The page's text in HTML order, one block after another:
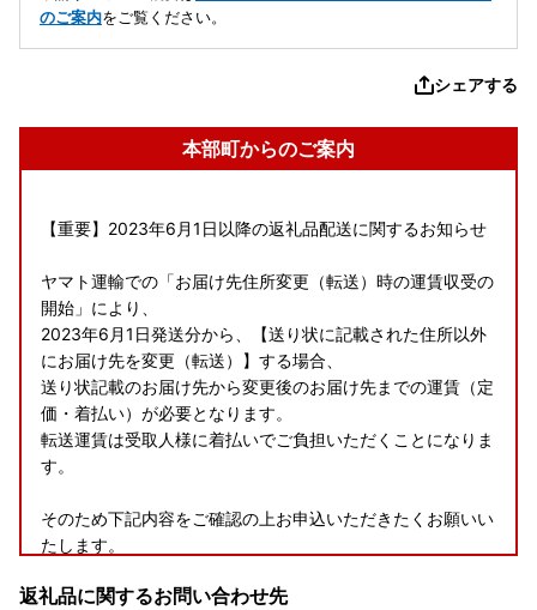
のご案内をご覧ください。
シェアする
本部町からのご案内
【重要】2023年6月1日以降の返礼品配送に関するお知らせ
ヤマト運輸での「お届け先住所変更（転送）時の運賃収受の
開始」により、
2023年6月1日発送分から、【送り状に記載された住所以外
にお届け先を変更（転送）】する場合、
送り状記載のお届け先から変更後のお届け先までの運賃（定
価・着払い）が必要となります。
転送運賃は受取人様に着払いでご負担いただくことになりま
す。
そのため下記内容をご確認の上お申込いただきたくお願いい
たします。
・返礼品発送前であればお届け先を変更いたすことは可能の
返礼品に関するお問い合わせ先